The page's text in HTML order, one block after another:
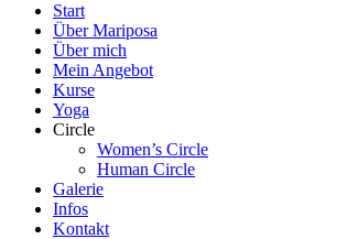
Start
Über Mariposa
Über mich
Mein Angebot
Kurse
Yoga
Circle
Women’s Circle
Human Circle
Galerie
Infos
Kontakt